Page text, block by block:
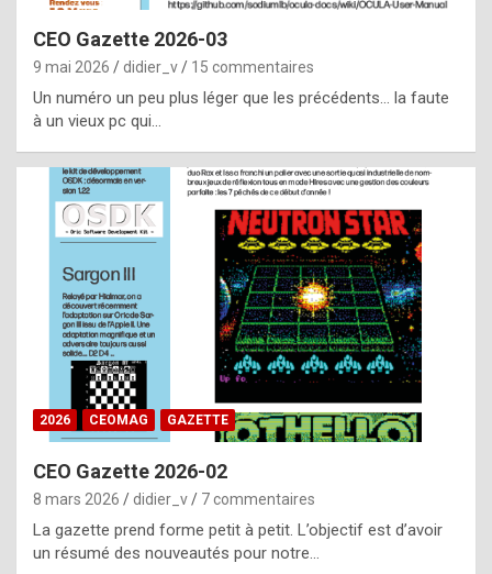
i
e
f
o
m
m
a
y
b
e
b
y
g
e
n
CEO Gazette 2026-03
9 mai 2026 didier_v 15 commentaires
Un numéro un peu plus léger que les précédents… la faute
à un vieux pc qui…
2026 CEOMAG GAZETTE
CEO Gazette 2026-02
8 mars 2026 didier_v 7 commentaires
La gazette prend forme petit à petit. L’objectif est d’avoir
un résumé des nouveautés pour notre…